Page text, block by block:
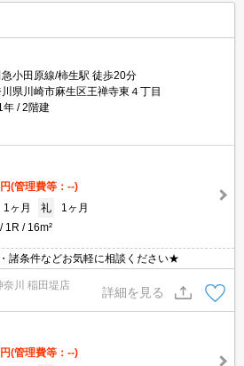
小田原線/柿生駅 徒歩20分
県川崎市麻生区王禅寺東４丁目
年
2階建
(管理費等：--)
1ヶ月 礼
1ヶ月
1R 16m²
諸条件などお気軽に相談ください★
奈川 稲田堤店
詳細を見る
(管理費等：--)